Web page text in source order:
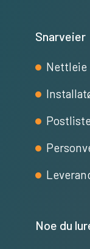
Snarveier
Nettleie
Noe du